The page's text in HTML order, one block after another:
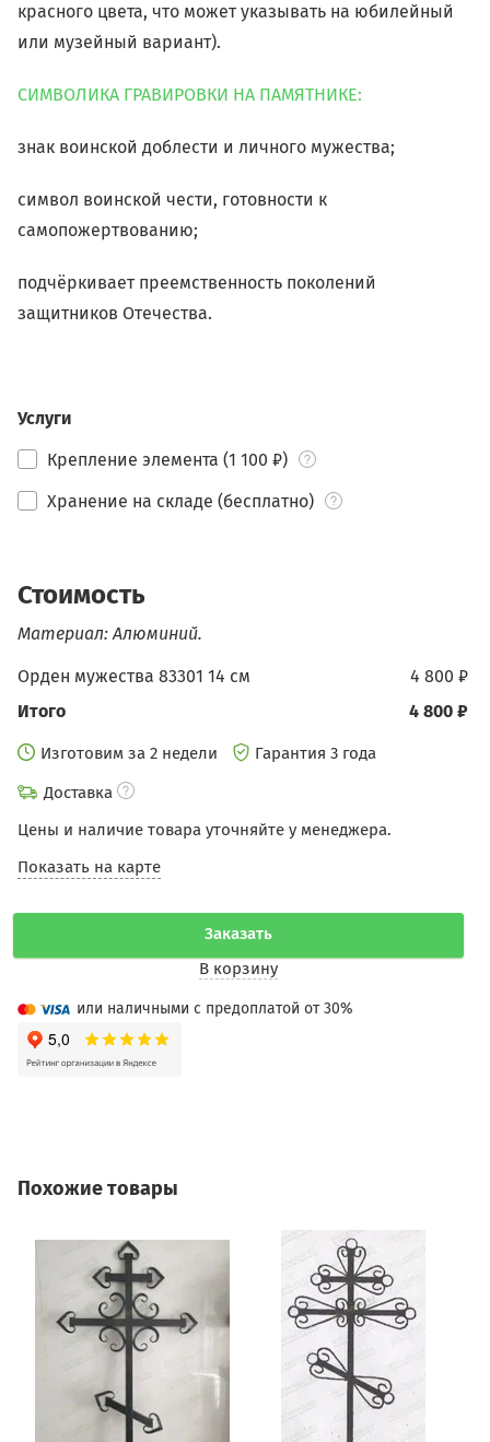
красного цвета, что может указывать на юбилейный
или музейный вариант).
СИМВОЛИКА ГРАВИРОВКИ НА ПАМЯТНИКЕ:
знак воинской доблести и личного мужества;
символ воинской чести, готовности к
самопожертвованию;
подчёркивает преемственность поколений
защитников Отечества.
Услуги
Крепление элемента (1 100 ₽)
Хранение на складе (бесплатно)
Стоимость
Материал: Алюминий.
4 800 ₽
Орден мужества 83301 14 см
4 800 ₽
Итого
Изготовим за 2 недели
Гарантия 3 года
Доставка
Цены и наличие товара уточняйте у менеджера.
Показать на карте
Заказать
В корзину
или наличными с предоплатой от 30%
Похожие товары